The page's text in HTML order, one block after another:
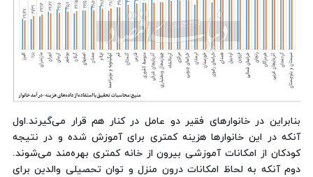
بنابراین در خانوارهای فقیر دو عامل در کنار هم قرار می‌گیرند.اول
آنکه در این خانوارها هزینه‌ کمتری برای آموزش شده و در نتیجه
کودکان از امکانات آموزشی بیرون از خانه‌ کمتری بهره‌مند می‌شوند.
دوم آنکه به لحاظ امکانات درون منزل و توان تحصیلی والدین برای